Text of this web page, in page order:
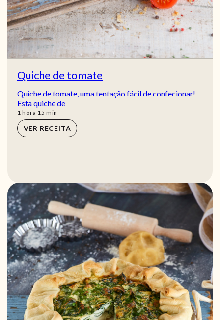
Quiche de tomate
Quiche de tomate, uma tentação fácil de confecionar!
Esta quiche de
1 hora
hora 15 min
min
VER RECEITA